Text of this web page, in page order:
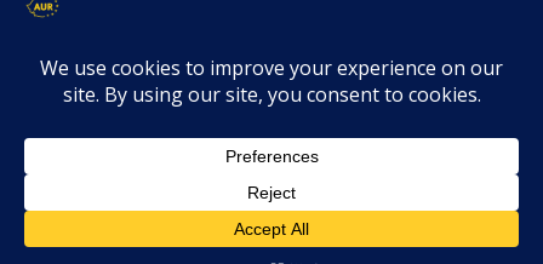
VINO ALĂTURI DE NOI
Descarcă aplicația Platforma AUR
Termeni și condiții de confidențialitate
GDPR